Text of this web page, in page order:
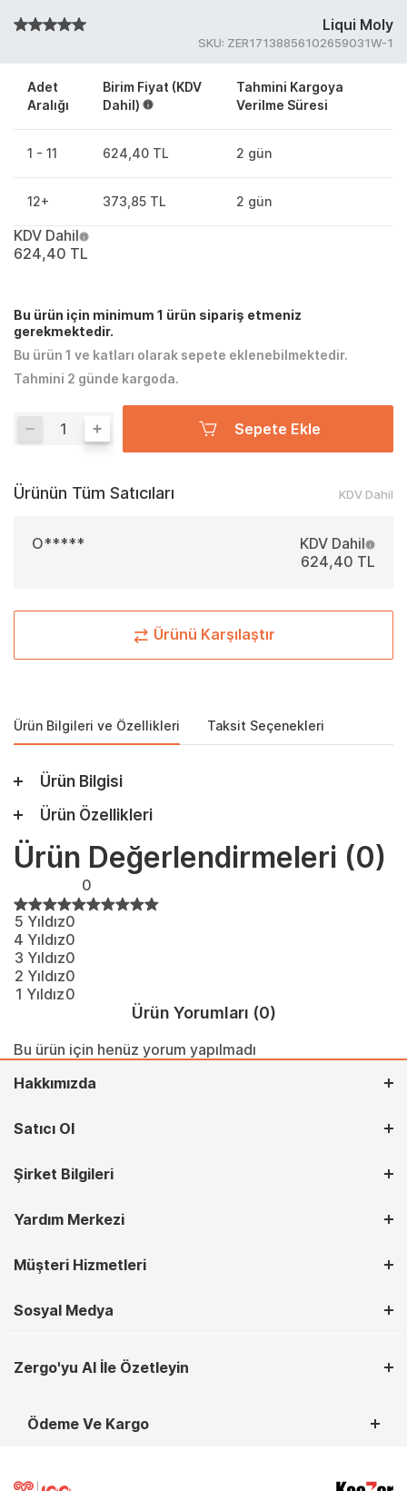
Liqui Moly
SKU: ZER17138856102659031W-1
Adet
Aralığı
Birim Fiyat (KDV
Dahil)
Tahmini Kargoya
Verilme Süresi
1 - 11 624,40 TL 2 gün
12+ 373,85 TL 2 gün
KDV Dahil
624,40 TL
Bu ürün için minimum 1 ürün sipariş etmeniz
gerekmektedir.
Bu ürün 1 ve katları olarak sepete eklenebilmektedir.
Tahmini 2 günde kargoda.
Sepete Ekle
Ürünün Tüm Satıcıları KDV Dahil
O*****
KDV Dahil
624,40 TL
Ürünü Karşılaştır
Ürün Bilgileri ve Özellikleri Taksit Seçenekleri
Ürün Bilgisi
Ürün Özellikleri
Ürün Değerlendirmeleri (0)
0
5 Yıldız0
4 Yıldız0
3 Yıldız0
2 Yıldız0
1 Yıldız0
Ürün Yorumları (0)
Bu ürün için henüz yorum yapılmadı
Hakkımızda
Satıcı Ol
Şirket Bilgileri
Yardım Merkezi
Müşteri Hizmetleri
Sosyal Medya
Zergo'yu AI İle Özetleyin
Ödeme Ve Kargo